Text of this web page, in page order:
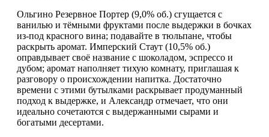
Ольгино Резервное Портер (9,0% об.) сгущается с
ванилью и тёмными фруктами после выдержки в бочках
из-под красного вина; подавайте в тюльпане, чтобы
раскрыть аромат. Имперский Стаут (10,5% об.)
оправдывает своё название с шоколадом, эспрессо и
дубом; аромат наполняет тихую комнату, приглашая к
разговору о происхождении напитка. Достаточно
времени с этими бутылками раскрывает продуманный
подход к выдержке, и Александр отмечает, что они
идеально сочетаются с выдержанными сырами и
богатыми десертами.